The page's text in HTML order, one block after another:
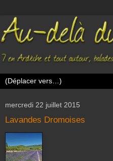
mercredi 22 juillet 2015
Lavandes Dromoises